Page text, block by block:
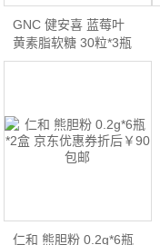
GNC 健安喜 蓝莓叶
黄素脂软糖 30粒*3瓶
…
仁和 熊胆粉 0.2g*6瓶